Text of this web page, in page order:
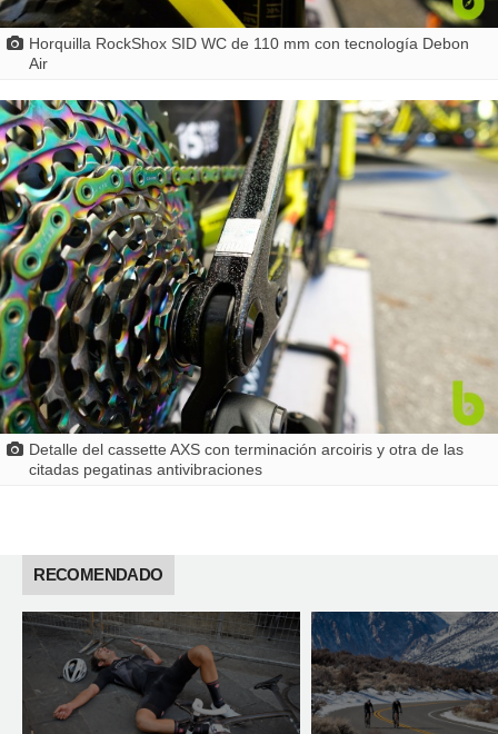
Horquilla RockShox SID WC de 110 mm con tecnología Debon
Air
Detalle del cassette AXS con terminación arcoiris y otra de las
citadas pegatinas antivibraciones
RECOMENDADO